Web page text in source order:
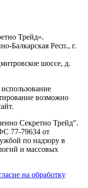
Трейд».
Балкарская Респ., г.
шоссе, д.
возможно
Секретно Трейд".
77-79634 от
по надзору в
и массовых
на обработку